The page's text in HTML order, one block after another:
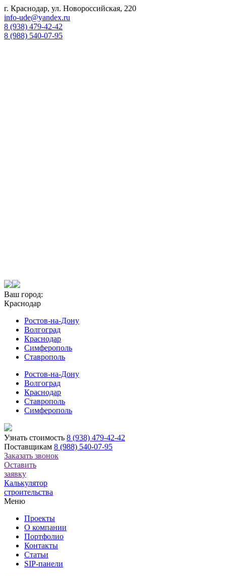
г. Краснодар, ул. Новороссийская, 220
info-ude@yandex.ru
8 (938) 479-42-42
8 (988) 540-07-95
Ваш город:
Краснодар
Ростов-на-Дону
Волгоград
Краснодар
Симферополь
Ставрополь
Ростов-на-Дону
Волгоград
Краснодар
Ставрополь
Симферополь
Узнать стоимость 8 (938) 479-42-42
Поставщикам 8 (988) 540-07-95
Заказать звонок
Оставить
заявку
Калькулятор
строительства
Меню
Проекты
О компании
Портфолио
Контакты
Статьи
SIP-панели